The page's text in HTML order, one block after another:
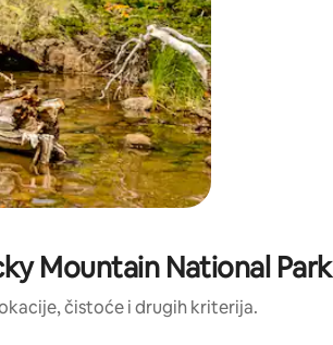
Mountain National Park
čistoće i drugih kriterija.